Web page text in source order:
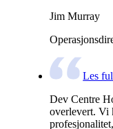
Jim Murray
Les
Dev Centre
overlevert. Vi